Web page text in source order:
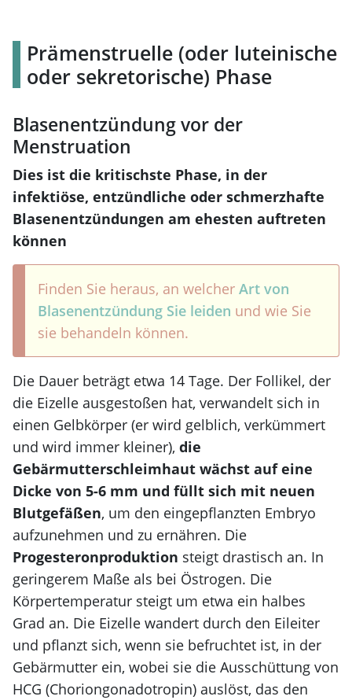
Prämenstruelle (oder luteinische
oder sekretorische) Phase
Blasenentzündung vor der
Menstruation
Dies ist die kritischste Phase, in der
infektiöse, entzündliche oder schmerzhafte
Blasenentzündungen am ehesten auftreten
können
Finden Sie heraus, an welcher Art von
Blasenentzündung Sie leiden und wie Sie
sie behandeln können.
Die Dauer beträgt etwa 14 Tage. Der Follikel, der
die Eizelle ausgestoßen hat, verwandelt sich in
einen Gelbkörper (er wird gelblich, verkümmert
und wird immer kleiner), die
Gebärmutterschleimhaut wächst auf eine
Dicke von 5-6 mm und füllt sich mit neuen
Blutgefäßen, um den eingepflanzten Embryo
aufzunehmen und zu ernähren. Die
Progesteronproduktion steigt drastisch an. In
geringerem Maße als bei Östrogen. Die
Körpertemperatur steigt um etwa ein halbes
Grad an. Die Eizelle wandert durch den Eileiter
und pflanzt sich, wenn sie befruchtet ist, in der
Gebärmutter ein, wobei sie die Ausschüttung von
HCG (Choriongonadotropin) auslöst, das den